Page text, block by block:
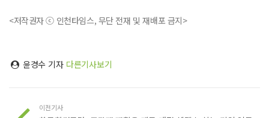
<저작권자 ⓒ 인천타임스, 무단 전재 및 재배포 금지>
윤경수 기자 다른기사보기
이전기사